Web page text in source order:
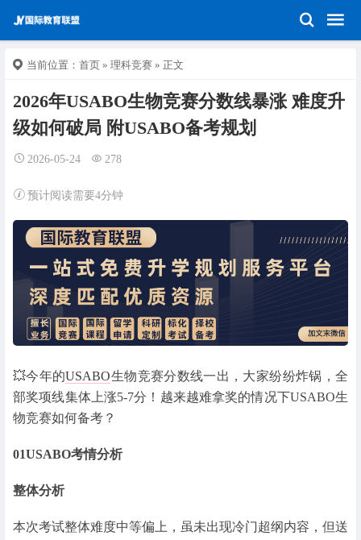
当前位置： 首页 » 理科竞赛 » 正文
2026年USABO生物竞赛分数线暴涨 难度升
级如何破局 附USABO备考规划
2026-05-24 278
预计阅读需要4分钟
💥今年的USABO生物竞赛分数线一出，大家纷纷炸锅，全
部奖项线集体上涨5-7分！越来越难拿奖的情况下USABO生
物竞赛如何备考？
01USABO考情分析
整体分析
本次考试整体难度中等偏上，虽未出现冷门超纲内容，但送